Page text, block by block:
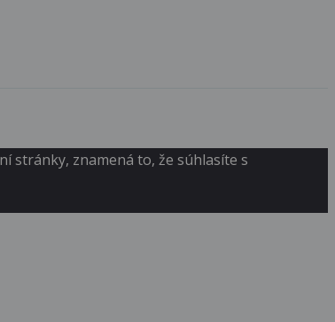
stránky, znamená to, že súhlasíte s